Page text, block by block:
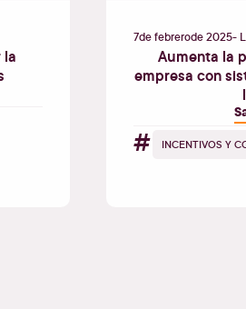
la
7defebrerode2025-
Aumenta la
empresa con
# INCENTIVOS Y